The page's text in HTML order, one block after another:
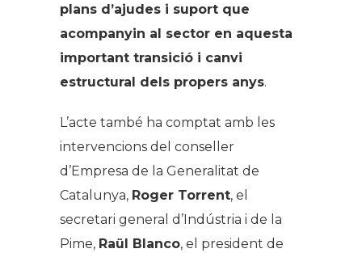
plans d’ajudes i suport que
acompanyin al sector en aquesta
important transició i canvi
estructural dels propers anys.
L’acte també ha comptat amb les
intervencions del conseller
d’Empresa de la Generalitat de
Catalunya, Roger Torrent, el
secretari general d’Indústria i de la
Pime, Raül Blanco, el president de